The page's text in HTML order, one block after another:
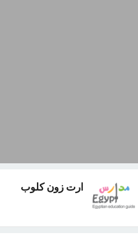
ارت زون كلوب